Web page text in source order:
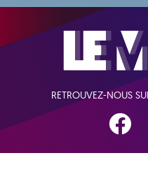
RETROUVEZ-NOUS